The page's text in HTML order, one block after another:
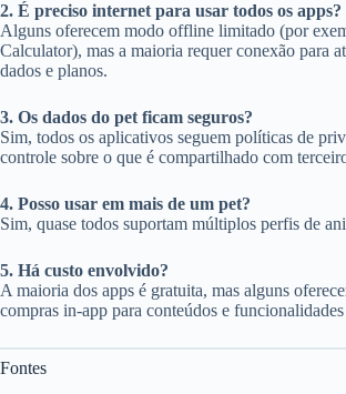
2. É preciso internet para usar todos os apps?
Alguns oferecem modo offline limitado (por
Calculator), mas a maioria requer conexão para
dados e planos.
3. Os dados do pet ficam seguros?
Sim, todos os aplicativos seguem políticas de
controle sobre o que é compartilhado com
4. Posso usar em mais de um pet?
Sim, quase todos suportam múltiplos perfis de
5. Há custo envolvido?
A maioria dos apps é gratuita, mas alguns
compras in-app para conteúdos e funcionalidades
Fontes